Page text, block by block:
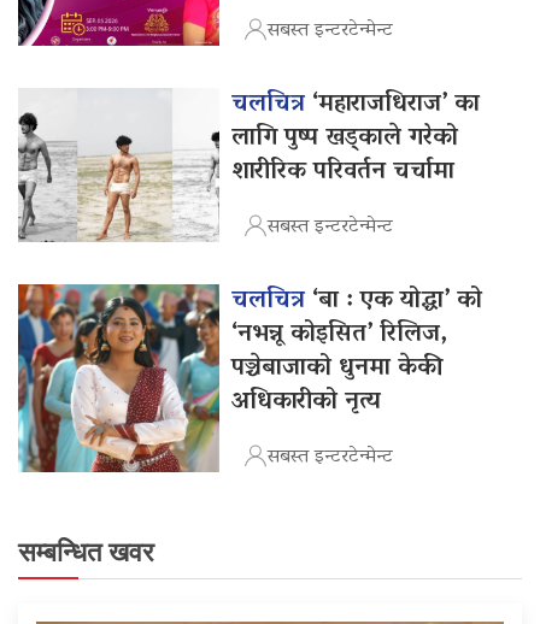
सबस्त इन्टरटेन्मेन्ट
चलचित्र‘महाराजधिराज’ का
लागि पुष्प खड्काले गरेको
शारीरिक परिवर्तन चर्चामा
सबस्त इन्टरटेन्मेन्ट
चलचित्र‘बा : एक योद्धा’ को
‘नभन्नू कोइसित’ रिलिज,
पञ्चेबाजाको धुनमा केकी
अधिकारीको नृत्य
सबस्त इन्टरटेन्मेन्ट
सम्बन्धित खवर